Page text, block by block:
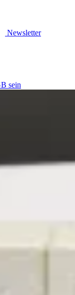
Newsletter
sein